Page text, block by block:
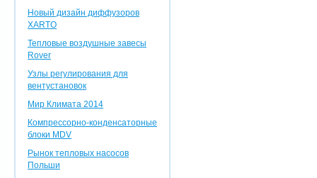
Новый дизайн диффузоров
XARTO
Тепловые воздушные завесы
Rover
Узлы регулирования для
вентустановок
Мир Климата 2014
Компрессорно-конденсаторные
блоки MDV
Рынок тепловых насосов
Польши